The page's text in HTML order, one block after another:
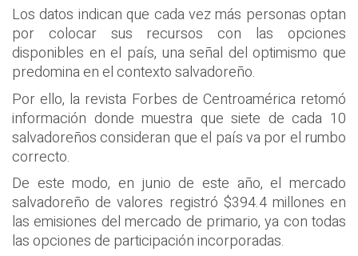
Los datos indican que cada vez más personas optan
por colocar sus recursos con las opciones
disponibles en el país, una señal del optimismo que
predomina en el contexto salvadoreño.
Por ello, la revista Forbes de Centroamérica retomó
información donde muestra que siete de cada 10
salvadoreños consideran que el país va por el rumbo
correcto.
De este modo, en junio de este año, el mercado
salvadoreño de valores registró $394.4 millones en
las emisiones del mercado de primario, ya con todas
las opciones de participación incorporadas.